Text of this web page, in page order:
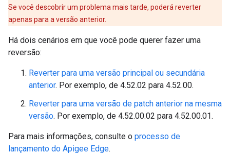
Se você descobrir um problema mais tarde, poderá reverter
apenas para a versão anterior.
Há dois cenários em que você pode querer fazer uma
reversão:
Reverter para uma versão principal ou secundária
anterior. Por exemplo, de 4.52.02 para 4.52.00.
Reverter para uma versão de patch anterior na mesma
versão. Por exemplo, de 4.52.00.02 para 4.52.00.01.
Para mais informações, consulte o processo de
lançamento do Apigee Edge.